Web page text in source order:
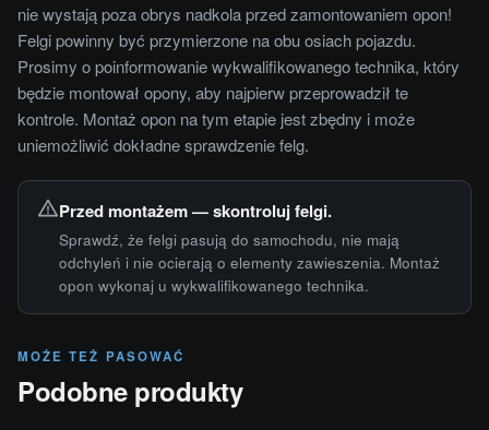
nie wystają poza obrys nadkola przed zamontowaniem opon!
Felgi powinny być przymierzone na obu osiach pojazdu.
Prosimy o poinformowanie wykwalifikowanego technika, który
będzie montował opony, aby najpierw przeprowadził te
kontrole. Montaż opon na tym etapie jest zbędny i może
uniemożliwić dokładne sprawdzenie felg.
Przed montażem — skontroluj felgi.
Sprawdź, że felgi pasują do samochodu, nie mają
odchyleń i nie ocierają o elementy zawieszenia. Montaż
opon wykonaj u wykwalifikowanego technika.
MOŻE TEŻ PASOWAĆ
Podobne produkty